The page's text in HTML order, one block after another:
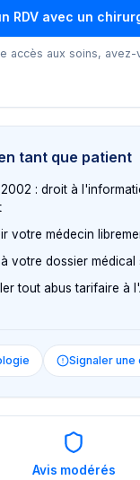
RDV avec un
accès aux soins, avez-
tant que patient
: droit à
votre médecin
votre dossier médical
tout abus tarifaire à
Signaler une
Avis modérés